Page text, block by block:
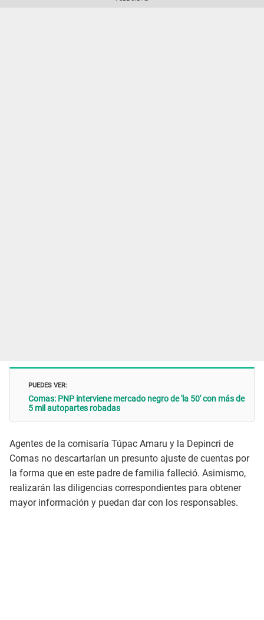
PUEDES VER:
Comas: PNP interviene mercado negro de 'la 50' con más de
5 mil autopartes robadas
Agentes de la comisaría Túpac Amaru y la Depincri de
Comas no descartarían un presunto ajuste de cuentas por
la forma que en este padre de familia falleció. Asimismo,
realizarán las diligencias correspondientes para obtener
mayor información y puedan dar con los responsables.